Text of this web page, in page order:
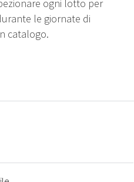
ogni lotto per
le giornate di
catalogo.